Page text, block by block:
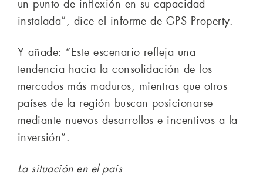
un punto de inflexión en su capacidad
instalada”, dice el informe de GPS Property.
Y añade: “Este escenario refleja una
tendencia hacia la consolidación de los
mercados más maduros, mientras que otros
países de la región buscan posicionarse
mediante nuevos desarrollos e incentivos a la
inversión”.
La situación en el país